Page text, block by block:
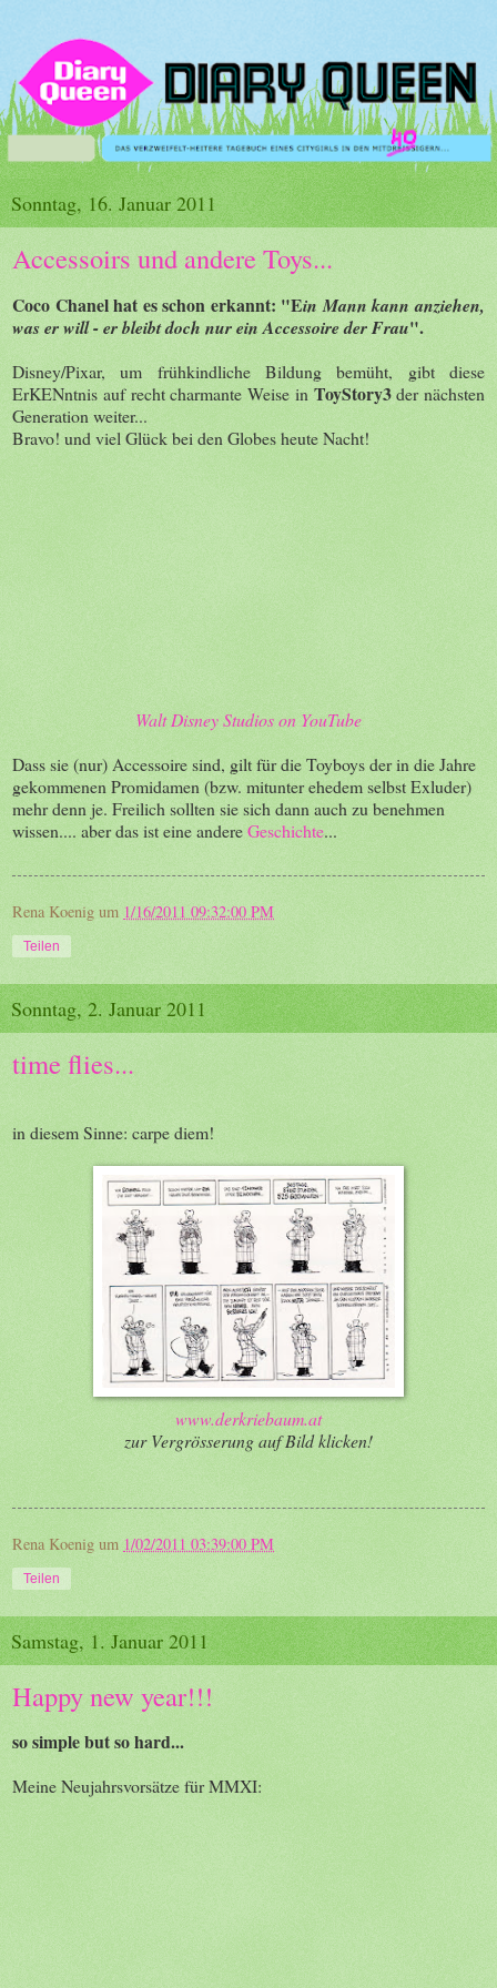
Sonntag, 16. Januar 2011
Accessoirs und andere Toys...
Coco Chanel hat es schon erkannt: "Ein Mann kann anziehen,
was er will - er bleibt doch nur ein Accessoire der Frau".
Disney/Pixar, um frühkindliche Bildung bemüht, gibt diese
ErKENntnis auf recht charmante Weise in ToyStory3der nächsten
Generation weiter...
Bravo! und viel Glück bei den Globes heute Nacht!
Walt Disney Studios on YouTube
Dass sie (nur) Accessoire sind, gilt für die Toyboys der in die Jahre
gekommenen Promidamen (bzw. mitunter ehedem selbst Exluder)
mehr denn je. Freilich sollten sie sich dann auch zu benehmen
wissen.... aber das ist eine andereGeschichte...
Rena Koenig um 1/16/2011 09:32:00 PM
Teilen
Sonntag, 2. Januar 2011
time flies...
in diesem Sinne: carpe diem!
www.derkriebaum.at
zur Vergrösserung auf Bild klicken!
Rena Koenig um 1/02/2011 03:39:00 PM
Teilen
Samstag, 1. Januar 2011
Happy new year!!!
so simple but so hard...
Meine Neujahrsvorsätze für MMXI: